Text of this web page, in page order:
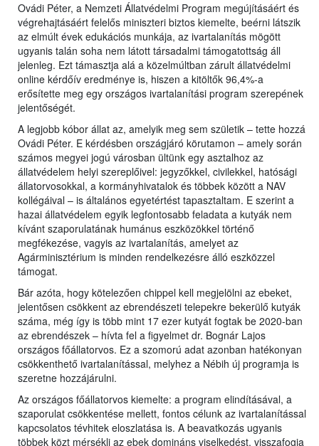
Ovádi Péter, a Nemzeti Állatvédelmi Program megújításáért és
végrehajtásáért felelős miniszteri biztos kiemelte, beérni látszik
az elmúlt évek edukációs munkája, az ivartalanítás mögött
ugyanis talán soha nem látott társadalmi támogatottság áll
jelenleg. Ezt támasztja alá a közelmúltban zárult állatvédelmi
online kérdőív eredménye is, hiszen a kitöltők 96,4%-a
erősítette meg egy országos ivartalanítási program szerepének
jelentőségét.
A legjobb kóbor állat az, amelyik meg sem születik – tette hozzá
Ovádi Péter. E kérdésben országjáró körutamon – amely során
számos megyei jogú városban ültünk egy asztalhoz az
állatvédelem helyi szereplőivel: jegyzőkkel, civilekkel, hatósági
állatorvosokkal, a kormányhivatalok és többek között a NAV
kollégáival – is általános egyetértést tapasztaltam. E szerint a
hazai állatvédelem egyik legfontosabb feladata a kutyák nem
kívánt szaporulatának humánus eszközökkel történő
megfékezése, vagyis az ivartalanítás, amelyet az
Agárminisztérium is minden rendelkezésre álló eszközzel
támogat.
Bár azóta, hogy kötelezően chippel kell megjelölni az ebeket,
jelentősen csökkent az ebrendészeti telepekre bekerülő kutyák
száma, még így is több mint 17 ezer kutyát fogtak be 2020-ban
az ebrendészek – hívta fel a figyelmet dr. Bognár Lajos
országos főállatorvos. Ez a szomorú adat azonban hatékonyan
csökkenthető ivartalanítással, melyhez a Nébih új programja is
szeretne hozzájárulni.
Az országos főállatorvos kiemelte: a program elindításával, a
szaporulat csökkentése mellett, fontos célunk az ivartalanítással
kapcsolatos tévhitek eloszlatása is. A beavatkozás ugyanis
többek közt mérsékli az ebek domináns viselkedést, visszafogja